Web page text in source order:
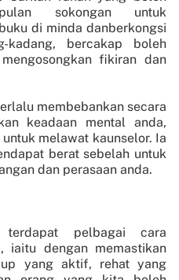
sokongan untuk
di minda danberkongsi
kadang, bercakap boleh
fikiran dan
membebankan secara
keadaan mental anda,
melawat kaunselor. Ia
berat sebelah untuk
dan perasaan anda.
terdapat pelbagai cara
iaitu dengan memastikan
yang aktif, rehat yang